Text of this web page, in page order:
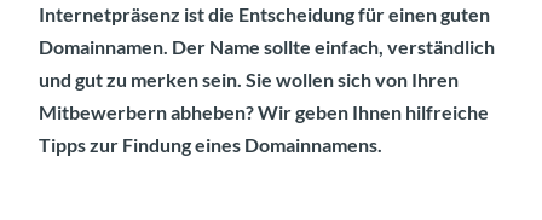
Internetpräsenz ist die Entscheidung für einen guten
Domainnamen. Der Name sollte einfach, verständlich
und gut zu merken sein. Sie wollen sich von Ihren
Mitbewerbern abheben? Wir geben Ihnen hilfreiche
Tipps zur Findung eines Domainnamens.